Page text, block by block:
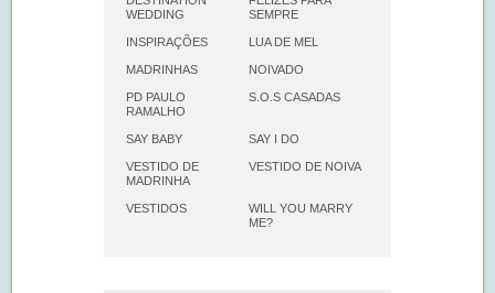
WEDDING
SEMPRE
INSPIRAÇÕES LUA DE MEL
MADRINHAS NOIVADO
PD PAULO
RAMALHO
S.O.S CASADAS
SAY BABY SAY I DO
VESTIDO DE
MADRINHA
VESTIDO DE NOIVA
VESTIDOS
WILL YOU MARRY
ME?